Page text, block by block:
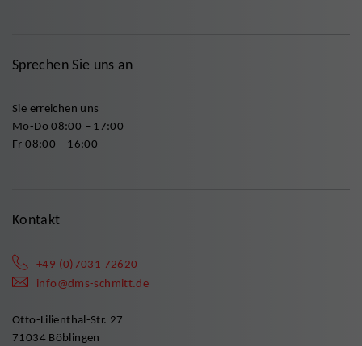
Sprechen Sie uns an
Sie erreichen uns
Mo-Do 08:00 – 17:00
Fr 08:00 – 16:00
Kontakt
+49 (0)7031 72620
info@dms-schmitt.de
Otto-Lilienthal-Str. 27
71034 Böblingen